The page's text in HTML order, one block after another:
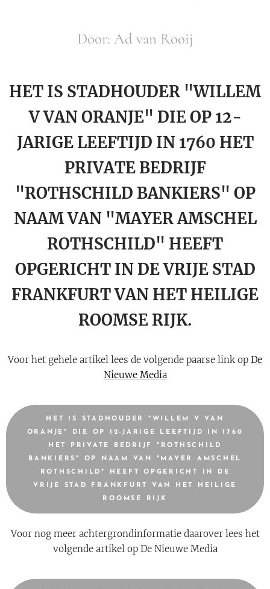
Door: Ad van Rooij
HET IS STADHOUDER "WILLEM
V VAN ORANJE" DIE OP 12-
JARIGE LEEFTIJD IN 1760 HET
PRIVATE BEDRIJF
"ROTHSCHILD BANKIERS" OP
NAAM VAN "MAYER AMSCHEL
ROTHSCHILD" HEEFT
OPGERICHT IN DE VRIJE STAD
FRANKFURT VAN HET HEILIGE
ROOMSE RIJK.
Voor het gehele artikel lees de volgende paarse link op De
Nieuwe Media
HET IS STADHOUDER "WILLEM V VAN
ORANJE" DIE OP 12-JARIGE LEEFTIJD IN 1760
HET PRIVATE BEDRIJF "ROTHSCHILD
BANKIERS" OP NAAM VAN "MAYER AMSCHEL
ROTHSCHILD" HEEFT OPGERICHT IN DE
VRIJE STAD FRANKFURT VAN HET HEILIGE
ROOMSE RIJK
Voor nog meer achtergrondinformatie daarover lees het
volgende artikel op De Nieuwe Media